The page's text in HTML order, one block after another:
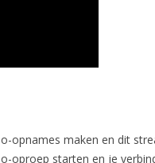
opnames maken en dit
oproep starten en je